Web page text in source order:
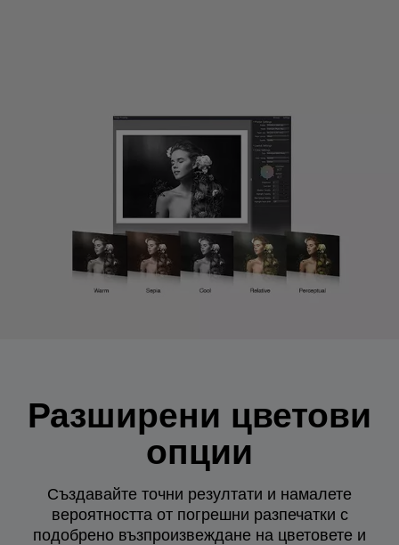
Разширени цветови
опции
Създавайте точни резултати и намалете
вероятността от погрешни разпечатки с
подобрено възпроизвеждане на цветовете и